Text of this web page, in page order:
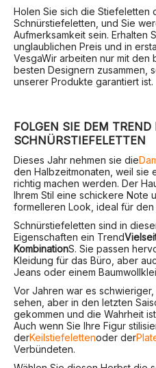
Holen Sie sich die Stiefeletten
Schnürstiefeletten, und Sie
Aufmerksamkeit sein. Erhalten
unglaublichen Preis und in
VesgaWir arbeiten nur mit den
besten Designern zusammen,
unserer Produkte garantiert ist.
FOLGEN SIE DEM TREND
SCHNÜRSTIEFELETTEN
Dieses Jahr nehmen sie die
den Halbzeitmonaten, weil sie
richtig machen werden. Der
Ihrem Stil eine schickere Note
formelleren Look, ideal für den
Schnürstiefeletten sind in
Eigenschaften ein Trend
KombinationS. Sie passen
Kleidung für das Büro, aber
Jeans oder einem
Vor Jahren war es
sehen, aber in den letzten
gekommen und die Wahrheit
Auch wenn Sie Ihre Figur
derKeilstiefelettenoder der
Verbündeten.